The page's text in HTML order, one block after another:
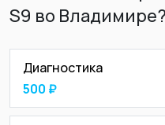
S9 во Владимире?
Диагностика
500 ₽